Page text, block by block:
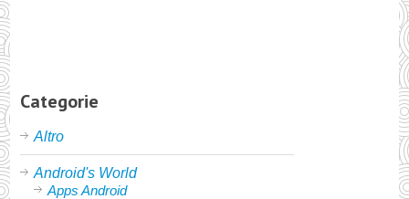
Categorie
Altro
Android's World
Apps Android